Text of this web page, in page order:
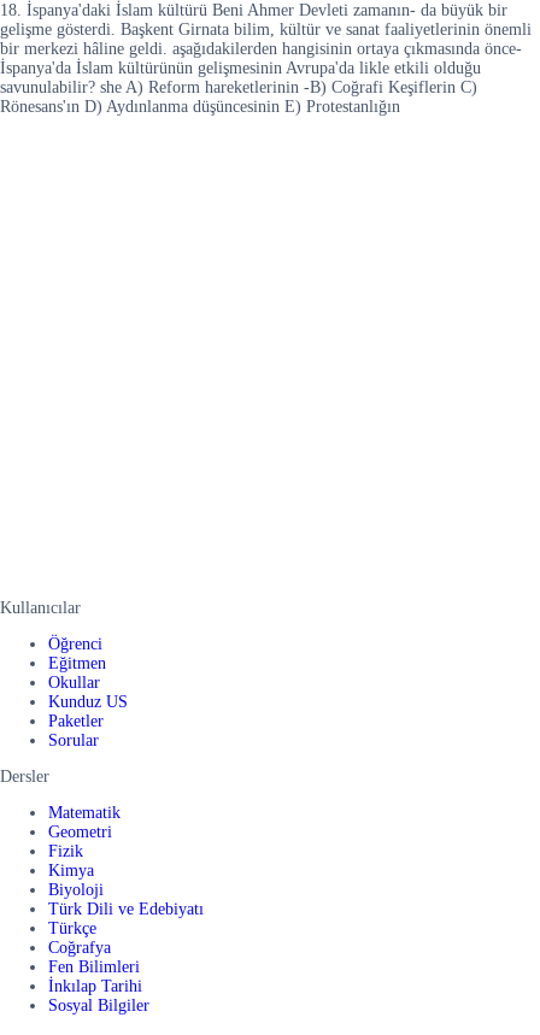
18. İspanya'daki İslam kültürü Beni Ahmer Devleti zamanın- da büyük bir
gelişme gösterdi. Başkent Girnata bilim, kültür ve sanat faaliyetlerinin önemli
bir merkezi hâline geldi. aşağıdakilerden hangisinin ortaya çıkmasında önce-
İspanya'da İslam kültürünün gelişmesinin Avrupa'da likle etkili olduğu
savunulabilir? she A) Reform hareketlerinin -B) Coğrafi Keşiflerin C)
Rönesans'ın D) Aydınlanma düşüncesinin E) Protestanlığın
Kullanıcılar
Öğrenci
Eğitmen
Okullar
Kunduz US
Paketler
Sorular
Dersler
Matematik
Geometri
Fizik
Kimya
Biyoloji
Türk Dili ve Edebiyatı
Türkçe
Coğrafya
Fen Bilimleri
İnkılap Tarihi
Sosyal Bilgiler